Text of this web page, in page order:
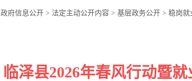
政府信息公开 > 法定主动公开内容 > 基层政务公开 > 稳岗就
临泽县2026年春风行动暨